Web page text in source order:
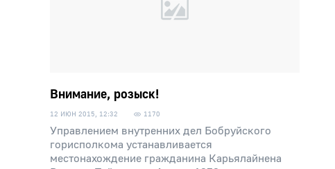
Внимание, розыск!
12 ИЮН 2015, 12:32 1170
Управлением внутренних дел Бобруйского
горисполкома устанавливается
местонахождение гражданина Карьялайнена